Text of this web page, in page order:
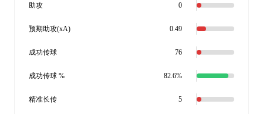
助攻 0
预期助攻(xA) 0.49
成功传球 76
成功传球 % 82.6%
精准长传 5